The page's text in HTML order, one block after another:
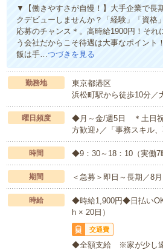
▼【働きやすさが自慢！】大手企業で長
クデビューしませんか？「経験」「資格
応募のチャンス＊。高時給1900円！そ
う会社だからこそ待遇は大事なポイン
飯は手…つづきを見る
勤務地
東京都港区
浜松町駅から徒歩10分／
曜日頻度
◆月～金/週5日 ＊土日祝
方歓迎♪／「事務スキル
時間 ◆9：30～18：10（実働7
期間 ＜急募＞即日～長期／8
時給
◆時給1,900円◆日払い
h × 20日）
交通費
◆全額支給 ※家が少し遠